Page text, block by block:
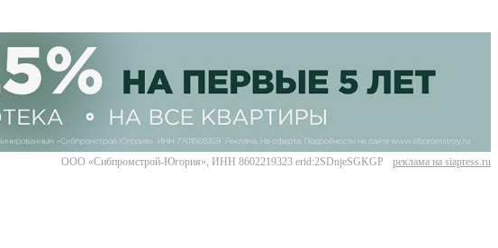
ООО «Сибпромстрой-Югория», ИНН 8602219323 erid:2SDnjeSGKGP реклама на siapress.ru